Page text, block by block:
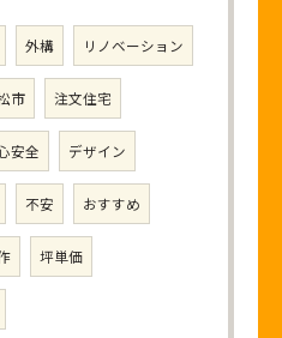
外構 リノベーション
市 注文住宅
安全 デザイン
不安 おすすめ
坪単価